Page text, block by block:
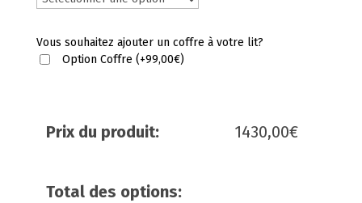
Vous souhaitez ajouter un coffre à votre lit?
Option Coffre (+99,00€)
Prix du produit: 1430,00€
Total des options: